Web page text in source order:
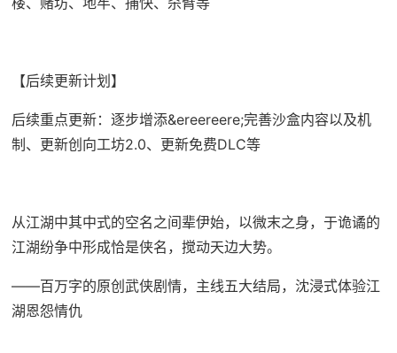
【后续更新计划】
后续重点更新：逐步增添&ereereere;完善沙盒内容以及机
制、更新创向工坊2.0、更新免费DLC等
从江湖中其中式的空名之间辈伊始，以微末之身，于诡谲的
江湖纷争中形成恰是侠名，搅动天边大势。
——百万字的原创武侠剧情，主线五大结局，沈浸式体验江
湖恩怨情仇